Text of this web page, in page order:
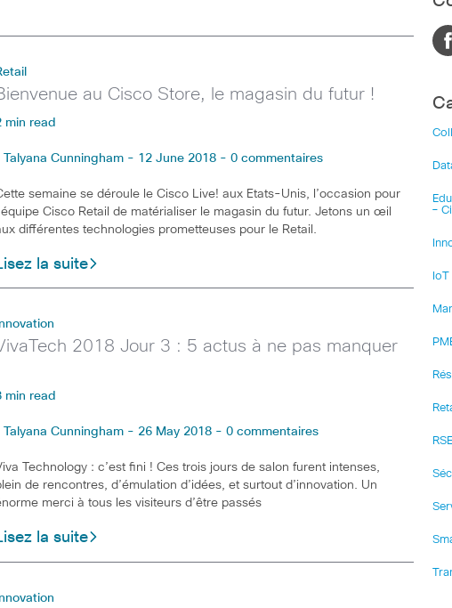
au Cisco Store, le magasin du futur !
min read
Talyana Cunningham - 12 June 2018 - 0 commentaires
semaine se déroule le Cisco Live! aux Etats-Unis, l’occasion pour
Cisco Retail de matérialiser le magasin du futur. Jetons un œil
différentes technologies prometteuses pour le Retail.
la suite
2018 Jour 3 : 5 actus à ne pas manquer
min read
Talyana Cunningham - 26 May 2018 - 0 commentaires
Technology : c’est fini ! Ces trois jours de salon furent intenses,
de rencontres, d’émulation d’idées, et surtout d’innovation. Un
merci à tous les visiteurs d’être passés
la suite
–
IoT
RSE